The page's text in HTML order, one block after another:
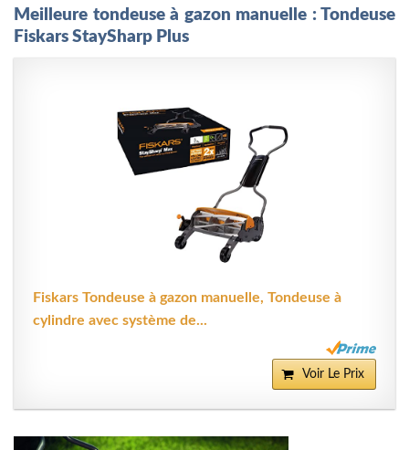
Meilleure tondeuse à gazon manuelle : Tondeuse
Fiskars StaySharp Plus
Fiskars Tondeuse à gazon manuelle, Tondeuse à
cylindre avec système de...
Voir Le Prix